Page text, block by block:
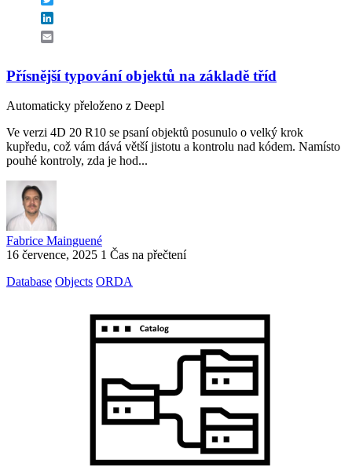
Přísnější typování objektů na základě tříd
Automaticky přeloženo z Deepl
Ve verzi 4D 20 R10 se psaní objektů posunulo o velký krok
kupředu, což vám dává větší jistotu a kontrolu nad kódem. Namísto
pouhé kontroly, zda je hod...
Fabrice Mainguené
16 července, 2025 1 Čas na přečtení
Database Objects ORDA